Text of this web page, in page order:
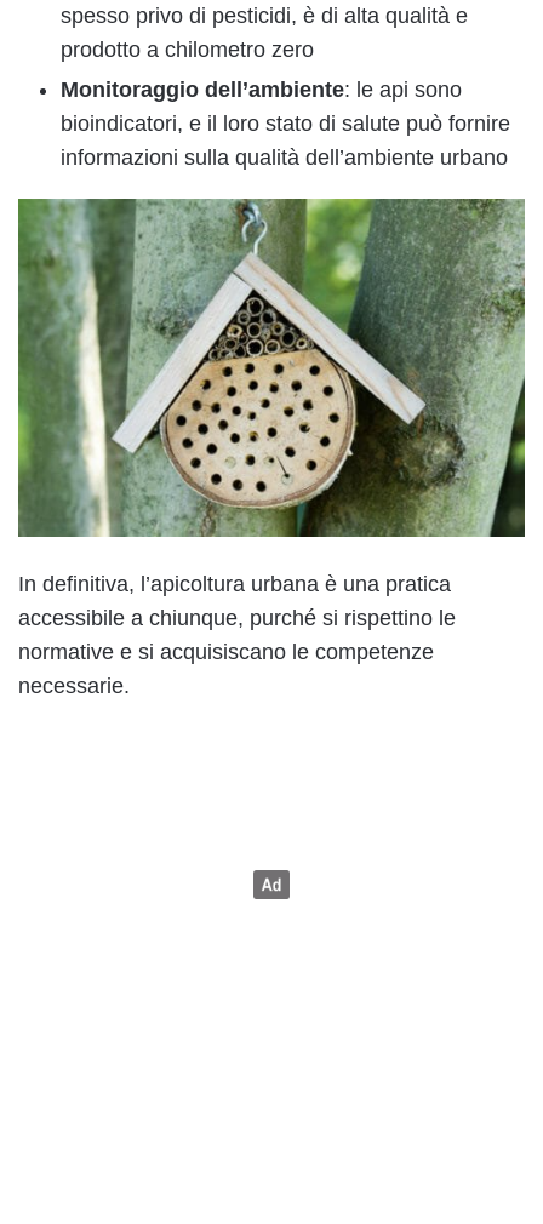
spesso privo di pesticidi, è di alta qualità e
prodotto a chilometro zero
Monitoraggio dell’ambiente: le api sono
bioindicatori, e il loro stato di salute può fornire
informazioni sulla qualità dell’ambiente urbano
In definitiva, l’apicoltura urbana è una pratica
accessibile a chiunque, purché si rispettino le
normative e si acquisiscano le competenze
necessarie.